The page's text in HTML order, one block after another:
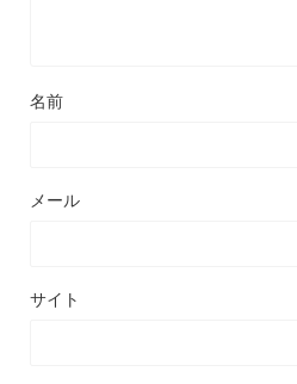
名前
メール
サイト